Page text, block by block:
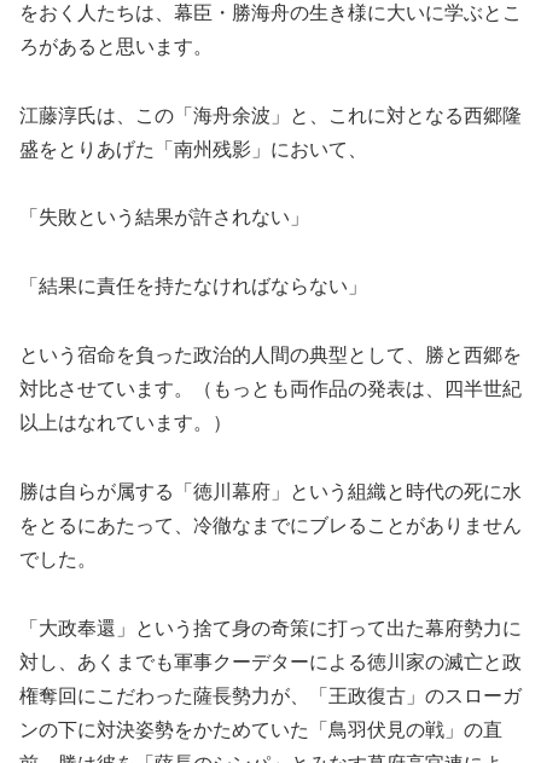
をおく人たちは、幕臣・勝海舟の生き様に大いに学ぶとこ
ろがあると思います。
江藤淳氏は、この「海舟余波」と、これに対となる西郷隆
盛をとりあげた「南州残影」において、
「失敗という結果が許されない」
「結果に責任を持たなければならない」
という宿命を負った政治的人間の典型として、勝と西郷を
対比させています。（もっとも両作品の発表は、四半世紀
以上はなれています。）
勝は自らが属する「徳川幕府」という組織と時代の死に水
をとるにあたって、冷徹なまでにブレることがありません
でした。
「大政奉還」という捨て身の奇策に打って出た幕府勢力に
対し、あくまでも軍事クーデターによる徳川家の滅亡と政
権奪回にこだわった薩長勢力が、「王政復古」のスローガ
ンの下に対決姿勢をかためていた「鳥羽伏見の戦」の直